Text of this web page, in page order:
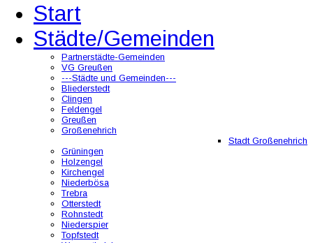
Start
Städte/Gemeinden
Partnerstädte-Gemeinden
VG Greußen
---Städte und Gemeinden---
Bliederstedt
Clingen
Feldengel
Greußen
Großenehrich
Stadt Großenehrich
Grüningen
Holzengel
Kirchengel
Niederbösa
Trebra
Otterstedt
Rohnstedt
Niederspier
Topfstedt